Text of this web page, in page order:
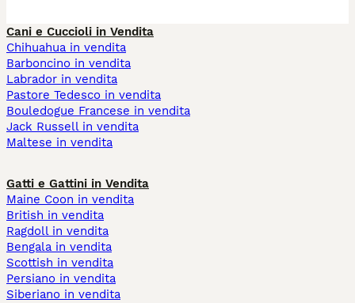
Cani e Cuccioli in Vendita
Chihuahua in vendita
Barboncino in vendita
Labrador in vendita
Pastore Tedesco in vendita
Bouledogue Francese in vendita
Jack Russell in vendita
Maltese in vendita
Gatti e Gattini in Vendita
Maine Coon in vendita
British in vendita
Ragdoll in vendita
Bengala in vendita
Scottish in vendita
Persiano in vendita
Siberiano in vendita